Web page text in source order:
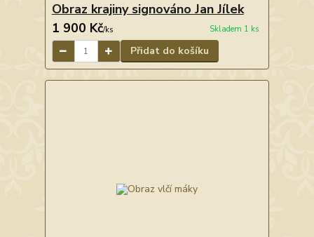
Obraz krajiny signováno Jan Jílek
1 900 Kč/ks Skladem 1 ks
Přidat do košíku